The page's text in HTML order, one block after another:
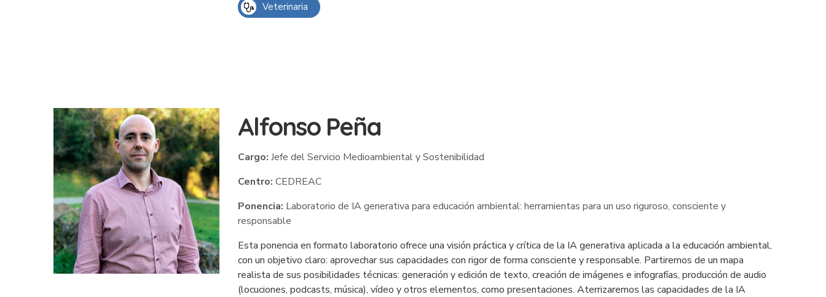
Veterinaria
Alfonso Peña
Cargo: Jefe del Servicio Medioambiental y Sostenibilidad
Centro: CEDREAC
Ponencia: Laboratorio de IA generativa para educación ambiental: herramientas para un uso riguroso, consciente y
responsable
Esta ponencia en formato laboratorio ofrece una visión práctica y crítica de la IA generativa aplicada a la educación ambiental,
con un objetivo claro: aprovechar sus capacidades con rigor de forma consciente y responsable. Partiremos de un mapa
realista de sus posibilidades técnicas: generación y edición de texto, creación de imágenes e infografías, producción de audio
(locuciones, podcasts, música), vídeo y otros elementos, como presentaciones. Aterrizaremos las capacidades de la IA